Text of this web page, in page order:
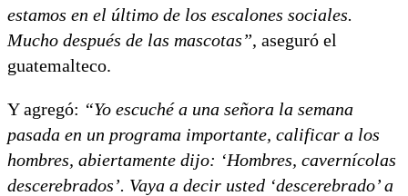
estamos en el último de los escalones sociales.
Mucho después de las mascotas”, aseguró el
guatemalteco.
Y agregó: “Yo escuché a una señora la semana
pasada en un programa importante, calificar a los
hombres, abiertamente dijo: ‘Hombres, cavernícolas
descerebrados’. Vaya a decir usted ‘descerebrado’ a